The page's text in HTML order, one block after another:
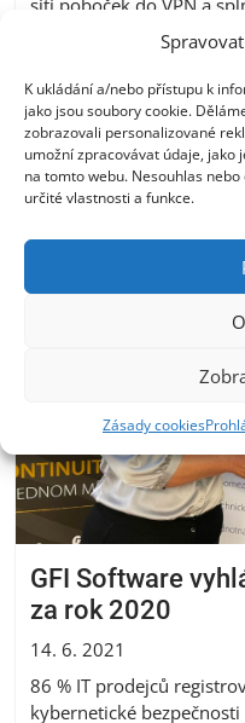
K ukládání a/nebo přístupu k
jako jsou soubory cookie.
zobrazovali personalizované
umožní zpracovávat údaje, jako
na tomto webu. Nesouhlas
určité vlastnosti a funkce.
Zásady cookies
z expanze společnosti
Společnost GFI
bezpečnost a správu v
společnost JELÍNEK
Connect a Kerio Control
elektronické pošty...Více
GFI Software
za rok 2020
14. 6. 2021
86 % IT prodejců
kybernetické